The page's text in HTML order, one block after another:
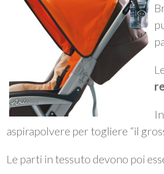
aspirapolvere per togliere “il
Le parti in tessuto devono poi